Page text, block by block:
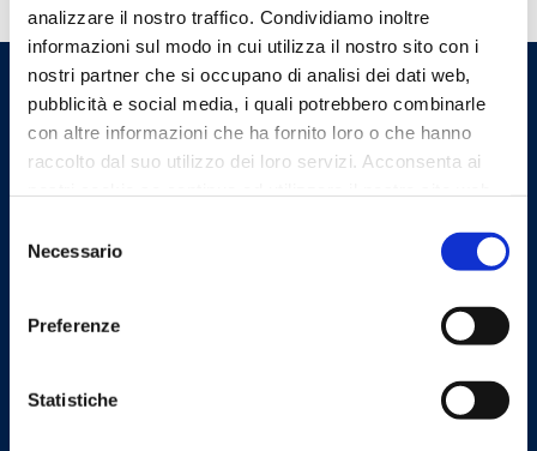
analizzare il nostro traffico. Condividiamo inoltre
informazioni sul modo in cui utilizza il nostro sito con i
nostri partner che si occupano di analisi dei dati web,
pubblicità e social media, i quali potrebbero combinarle
con altre informazioni che ha fornito loro o che hanno
raccolto dal suo utilizzo dei loro servizi. Acconsenta ai
delNecessario
Preferenze
Statistiche
Ordine dei Medici Chirurghi e
degli Odontoiatri della
Provincia di Bergamo
Indirizzi email
Email
ufficiostampa@omceo.bg.it